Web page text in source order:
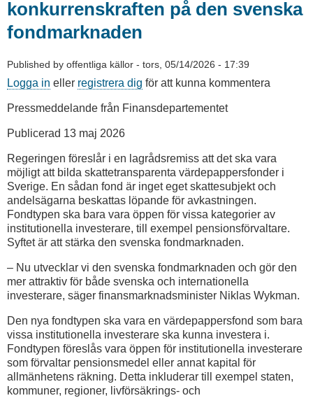
konkurrenskraften på den svenska
fondmarknaden
Published by offentliga källor - tors, 05/14/2026 - 17:39
Logga in eller registrera dig för att kunna kommentera
Pressmeddelande från Finansdepartementet
Publicerad 13 maj 2026
Regeringen föreslår i en lagrådsremiss att det ska vara
möjligt att bilda skattetransparenta värdepappersfonder i
Sverige. En sådan fond är inget eget skattesubjekt och
andelsägarna beskattas löpande för avkastningen.
Fondtypen ska bara vara öppen för vissa kategorier av
institutionella investerare, till exempel pensionsförvaltare.
Syftet är att stärka den svenska fondmarknaden.
– Nu utvecklar vi den svenska fondmarknaden och gör den
mer attraktiv för både svenska och internationella
investerare, säger finansmarknadsminister Niklas Wykman.
Den nya fondtypen ska vara en värdepappersfond som bara
vissa institutionella investerare ska kunna investera i.
Fondtypen föreslås vara öppen för institutionella investerare
som förvaltar pensionsmedel eller annat kapital för
allmänhetens räkning. Detta inkluderar till exempel staten,
kommuner, regioner, livförsäkrings- och